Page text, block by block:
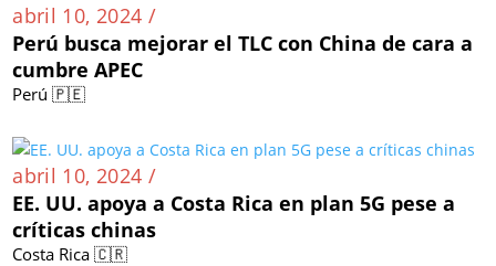
abril 10, 2024 /
Perú busca mejorar el TLC con China de cara a
cumbre APEC
Perú 🇵🇪
abril 10, 2024 /
EE. UU. apoya a Costa Rica en plan 5G pese a
críticas chinas
Costa Rica 🇨🇷